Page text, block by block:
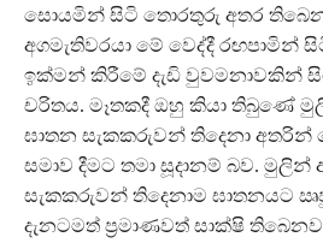
සොයමින් සිටි තොරතුරු අතර
අගමැතිවරයා මේ වෙද්දී
ඉක්මන් කිරීමේ දැඩි වුවමනාවකින්
චරිතය. මෑතකදී ඔහු කියා තිබුණේ
ඝාතන සැකකරුවන් තිදෙනා
සමාව දීමට තමා සූදානම් බව. මුලින්
සැකකරුවන් තිදෙනාම ඝාතනයට
දැනටමත් ප්‍රමාණවත් සාක්ෂි